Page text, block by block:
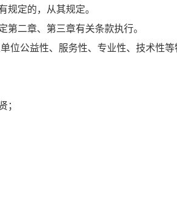
定的，从其规定。
二章、第三章有关条款执行。
公益性、服务性、专业性、技术性
；